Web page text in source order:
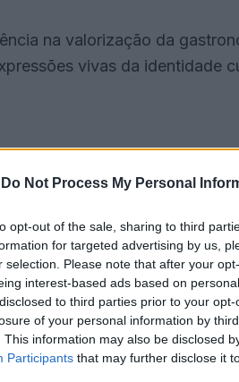
Do Not Process My Personal
opt-out of the sale, sharing to third
for targeted advertising by us,
selection. Please note that after your
interest-based ads based on
to third parties prior to your
of your personal information by
This information may also be disclosed
Participants that may further disclose it
na valorização da
vivas da identidade
o palco de um encontro único
culturais e visitantes,